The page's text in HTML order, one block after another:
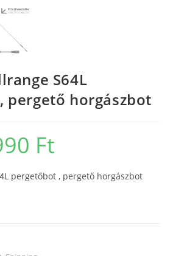
S64L
pergető horgászbot
Ft
pergetőbot , pergető horgászbot